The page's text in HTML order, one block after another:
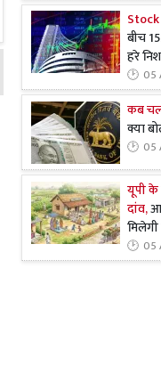
बीच
हरे
05
कब
क्या
05
यूपी के
दांव,
मिलेगी
05